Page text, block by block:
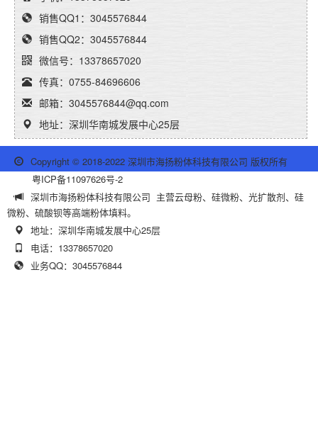
销售QQ1：3045576844
销售QQ2：3045576844
微信号：13378657020
传真：0755-84696606
邮箱：3045576844@qq.com
地址：深圳华南城发展中心25层
Copyright © 2018-2022 深圳市海扬粉体科技有限公司 版权所有
粤ICP备11097626号-2
深圳市海扬粉体科技有限公司 主营云母粉、硅微粉、光扩散剂、硅
微粉、硫酸钡等高端粉体填料。
地址：深圳华南城发展中心25层
电话：13378657020
业务QQ：3045576844